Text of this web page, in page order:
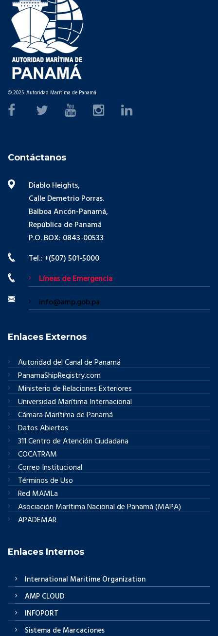
© 2025. Autoridad Marítima de Panamá
Contáctanos
Diablo Heights,
Calle Demetrio Porras.
Balboa Ancón-Panamá,
República de Panamá
P.O. BOX: 0843-00533
Tel.: +(507) 501-5000
Líneas de Emergencia
info@amp.gob.pa
Enlaces Externos
Autoridad del Canal de Panamá
PanamaShipRegistry.com
Ministerio de Relaciones Exteriores
Universidad Marítima Internacional
Cámara Marítima de Panamá
Datos Abiertos
311 Centro de Atención Ciudadana
COCATRAM
Correo Institucional
Términos de Uso
Red MAMLa
Asociación Marítima Nacional de Panamá (MAPA)
APADEMAR
Enlaces Internos
International Maritime Organization
AMP CLOUD
INFOPORT
Sistema de Marcaciones